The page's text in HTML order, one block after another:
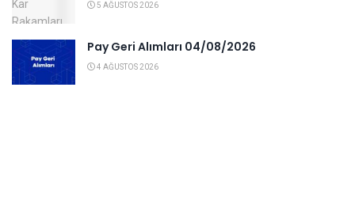
5 AĞUSTOS 2026
Pay Geri Alımları 04/08/2026
4 AĞUSTOS 2026